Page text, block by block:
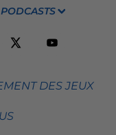
PODCASTS
DES JEUX